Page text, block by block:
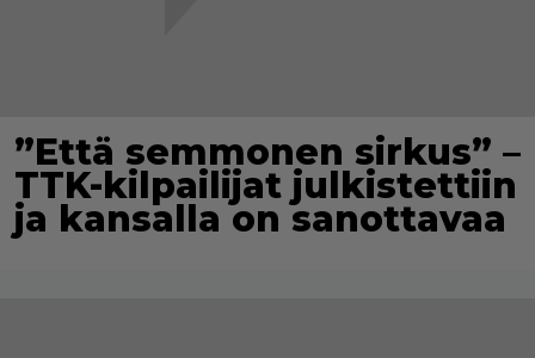
”Että semmonen sirkus” –
TTK-kilpailijat julkistettiin
ja kansalla on sanottavaa